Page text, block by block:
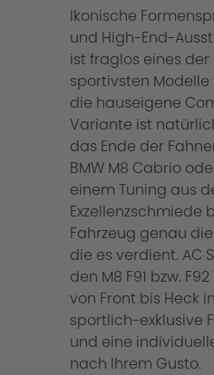
Ikonische
und High-End-
ist fraglos eines
sportivsten Modelle
die hauseigene
Variante ist
das Ende der
BMW M8 Cabrio
einem Tuning aus
Exzellenzschmiede
Fahrzeug genau
die es verdient. AC
den M8 F91 bzw.
von Front bis Heck
sportlich-exklusive
und eine
nach Ihrem Gusto.